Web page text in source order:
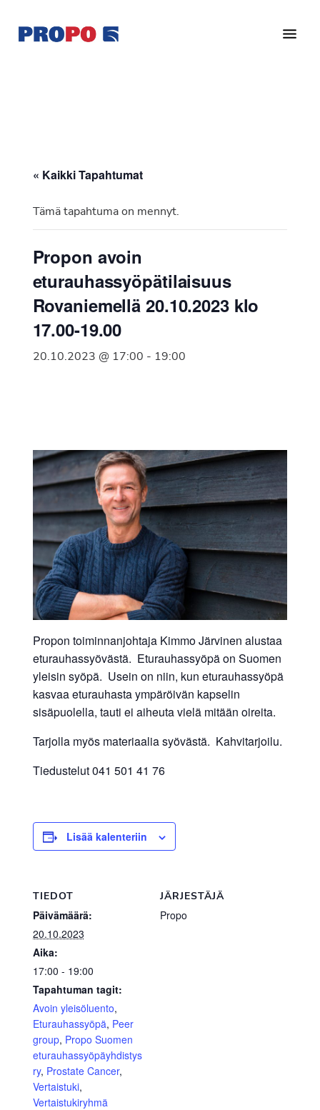
pääsisältöön
alatunnisteeseen
Ry
vuonna
Suomen
Syöpäyhdistyksen
jäsenjärjestö.
« Kaikki Tapahtumat
Tämä tapahtuma on mennyt.
Propon avoin
eturauhassyöpätilaisuus
Rovaniemellä 20.10.2023 klo
17.00-19.00
20.10.2023 @ 17:00 - 19:00
Propon toiminnanjohtaja Kimmo Järvinen alustaa
eturauhassyövästä. Eturauhassyöpä on Suomen
yleisin syöpä. Usein on niin, kun eturauhassyöpä
kasvaa eturauhasta ympäröivän kapselin
sisäpuolella, tauti ei aiheuta vielä mitään oireita.
Tarjolla myös materiaalia syövästä. Kahvitarjoilu.
Tiedustelut 041 501 41 76
Lisää kalenteriin
TIEDOT
Päivämäärä:
20.10.2023
Aika:
17:00 - 19:00
Tapahtuman tagit:
Avoin yleisöluento,
Eturauhassyöpä, Peer
group, Propo Suomen
eturauhassyöpäyhdistys
ry, Prostate Cancer,
Vertaistuki,
Vertaistukiryhmä
JÄRJESTÄJÄ
Propo